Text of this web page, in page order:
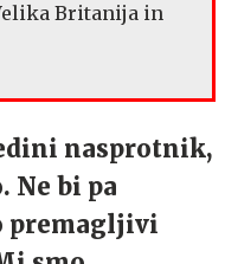
Britanija in